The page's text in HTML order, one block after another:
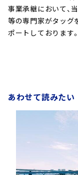
事業承継において、
等の専門家がタッグ
ポートしております。
あわせて読みたい